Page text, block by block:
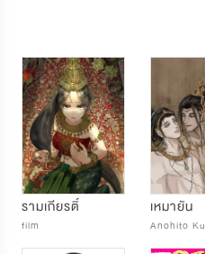
รามเกียรติ์
film
เหมายัน
Anohito